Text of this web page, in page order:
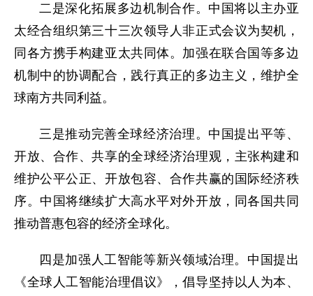
二是深化拓展多边机制合作。中国将以主办亚
太经合组织第三十三次领导人非正式会议为契机，
同各方携手构建亚太共同体。加强在联合国等多边
机制中的协调配合，践行真正的多边主义，维护全
球南方共同利益。
三是推动完善全球经济治理。中国提出平等、
开放、合作、共享的全球经济治理观，主张构建和
维护公平公正、开放包容、合作共赢的国际经济秩
序。中国将继续扩大高水平对外开放，同各国共同
推动普惠包容的经济全球化。
四是加强人工智能等新兴领域治理。中国提出
《全球人工智能治理倡议》，倡导坚持以人为本、